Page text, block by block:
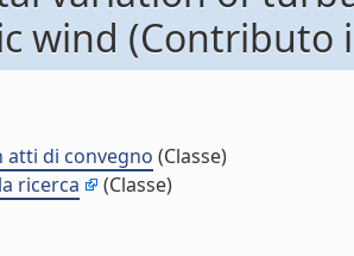
wind (Contributo
atti di convegno (Classe)
ricerca
(Classe)